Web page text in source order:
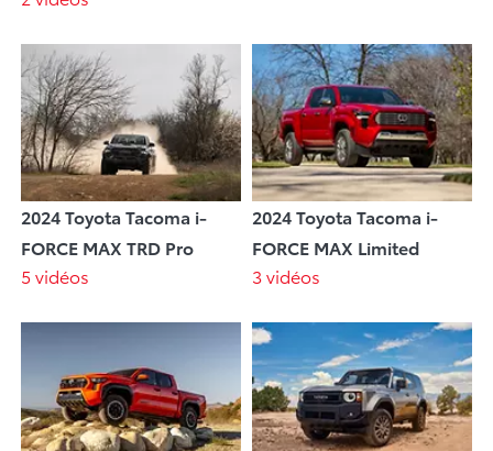
2024 Toyota Tacoma i-
FORCE MAX TRD Pro
5 vidéos
2024 Toyota Tacoma i-
FORCE MAX Limited
3 vidéos